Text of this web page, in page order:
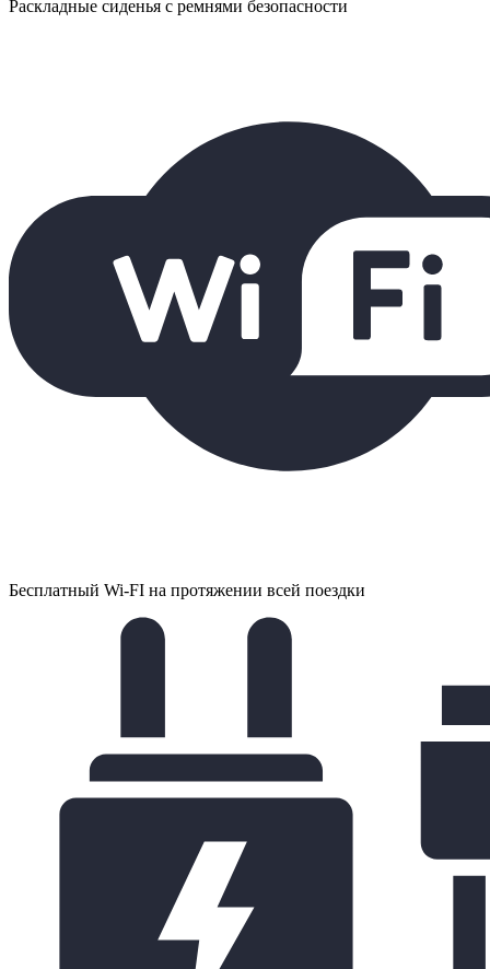
Раскладные сиденья с ремнями безопасности
Бесплатный Wi-FI на протяжении всей поездки